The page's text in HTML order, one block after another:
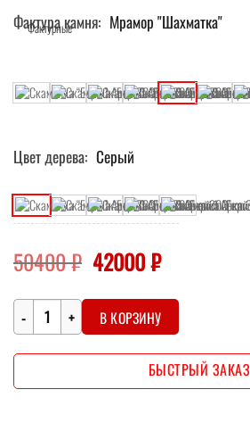
Фактура камня Мрамор "Шахматка"
Цвет дерева Серый
50400₽ Первоначальная
цена
составляла
50400 ₽.
42000₽Текущая
42000 ₽.
Количество В КОРЗИНУ
БЫСТРЫЙ ЗАКАЗ